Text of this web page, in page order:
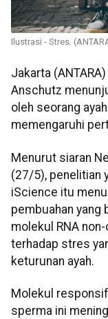
Ilustrasi - Stres.
Jakarta
Anschutz
oleh seorang
memengaruhi
Menurut siaran
(27/5), penelitian
iScience itu
pembuahan yang
molekul RNA
terhadap stres
keturunan ayah.
Molekul
sperma ini